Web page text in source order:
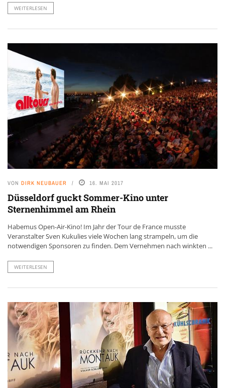
WEITERLESEN
VON DIRK NEUBAUER 16. MAI 2017
Düsseldorf guckt Sommer-Kino unter
Sternenhimmel am Rhein
Habemus Open-Air-Kino! Im Jahr der Tour de France musste
Veranstalter Sven Kukulies viele Wochen lang strampeln, um die
notwendigen Sponsoren zu finden. Dem Vernehmen nach winkten ...
WEITERLESEN